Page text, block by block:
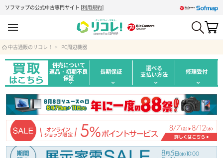
ソフマップの公式中古専門サイト [利用規約]
中古通販のリコレ！ PC周辺機器
併売について
返品・初期不良
保証
長期保証 選べる
支払い方法 修理受付